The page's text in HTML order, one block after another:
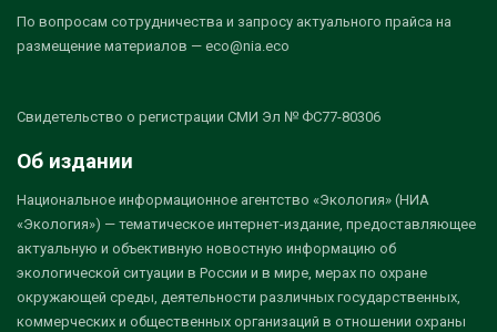
По вопросам сотрудничества и запросу актуального прайса на
размещение материалов — eco@nia.eco
Свидетельство о регистрации СМИ Эл № ФС77-80306
Об издании
Национальное информационное агентство «Экология» (НИА
«Экология») — тематическое интернет-издание, предоставляющее
актуальную и объективную новостную информацию об
экологической ситуации в России и в мире, мерах по охране
окружающей среды, деятельности различных государственных,
коммерческих и общественных организаций в отношении охраны